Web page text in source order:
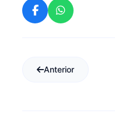
Anterior